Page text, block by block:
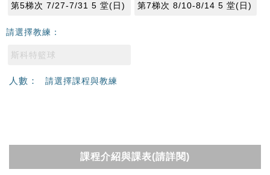
第5梯次 7/27-7/31 5 堂(日) 第7梯次 8/10-8/14 5 堂(日)
請選擇教練：
斯科特籃球
人數： 請選擇課程與教練
課程介紹與課表(請詳閱)